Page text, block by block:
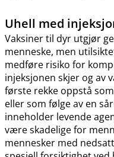
Uhell med
Vaksiner til dyr utgjør
menneske, men
medføre risiko for
injeksjonen skjer og av
første rekke oppstå
eller som følge av en
inneholder levende
være skadelige for
mennesker med